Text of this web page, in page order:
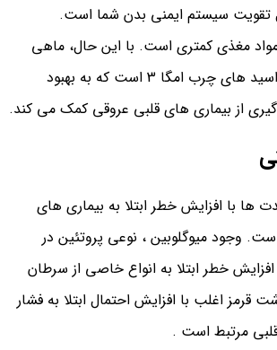
تقویت سیستم ایمنی بدن شما است.
مغذی کمتری است. با این حال، ماهی
حاوی مقادیر زیادی اسید های چرب امگا 3 است که به بهبود
از بیماری های قلبی عروقی کمک می کند.
با افزایش خطر ابتلا به بیماری های
وجود میوگلوبین ، نوعی پروتئین در
خطر ابتلا به انواع خاصی از سرطان
اغلب با افزایش احتمال ابتلا به فشار
مرتبط است .